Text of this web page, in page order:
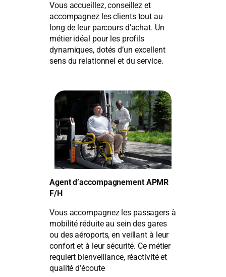
Vous accueillez, conseillez et
accompagnez les clients tout au
long de leur parcours d’achat. Un
métier idéal pour les profils
dynamiques, dotés d’un excellent
sens du relationnel et du service.
Agent d’accompagnement APMR
F/H
Vous accompagnez les passagers à
mobilité réduite au sein des gares
ou des aéroports, en veillant à leur
confort et à leur sécurité. Ce métier
requiert bienveillance, réactivité et
qualité d’écoute